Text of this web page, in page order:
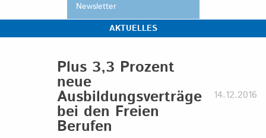
Newsletter
AKTUELLES
Plus 3,3 Prozent
neue
Ausbildungsverträge
bei den Freien
Berufen
14.12.2016